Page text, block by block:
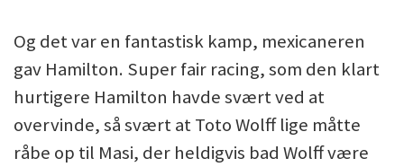
Og det var en fantastisk kamp, mexicaneren
gav Hamilton. Super fair racing, som den klart
hurtigere Hamilton havde svært ved at
overvinde, så svært at Toto Wolff lige måtte
råbe op til Masi, der heldigvis bad Wolff være